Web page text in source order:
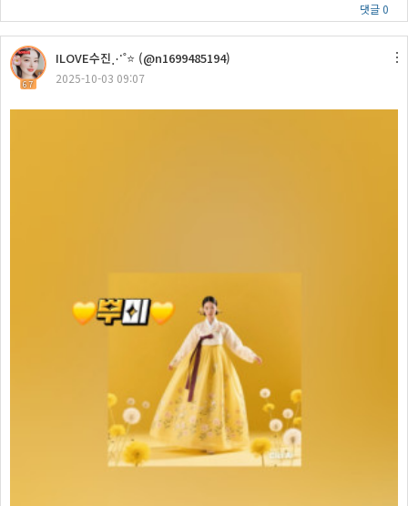
댓글 0
67
ILOVE수진⋰˚⭐ (@n1699485194)
2025-10-03 09:07